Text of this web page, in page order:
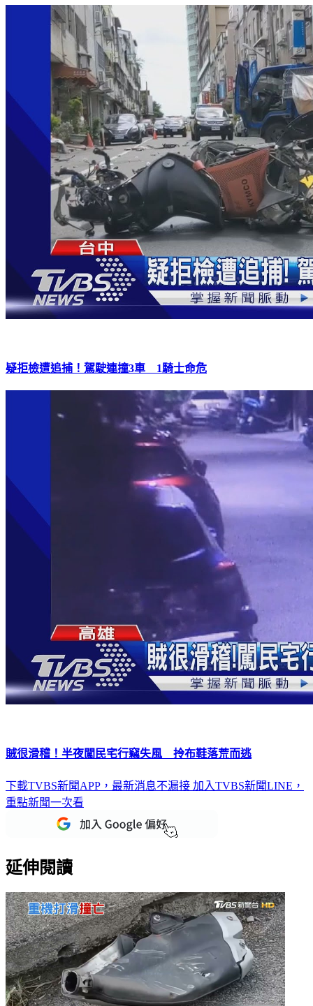
疑拒檢遭追捕！駕駛連撞3車 1騎士命危
賊很滑稽！半夜闖民宅行竊失風 拎布鞋落荒而逃
下載TVBS新聞APP，最新消息不漏接 加入TVBS新聞LINE，
重點新聞一次看
延伸閱讀